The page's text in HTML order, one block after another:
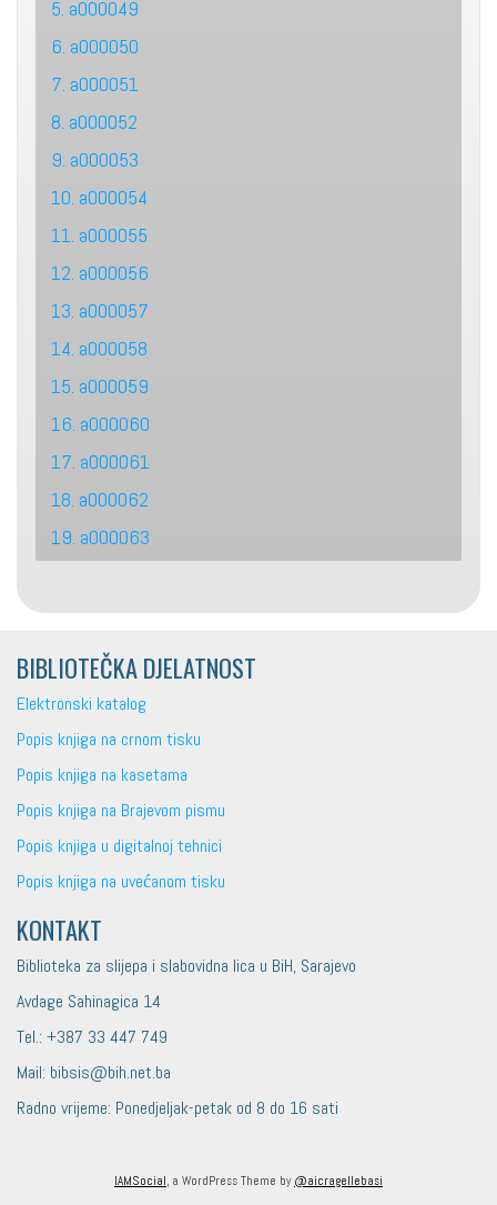
5. a000049
6. a000050
7. a000051
8. a000052
9. a000053
10. a000054
11. a000055
12. a000056
13. a000057
14. a000058
15. a000059
16. a000060
17. a000061
18. a000062
19. a000063
BIBLIOTEČKA DJELATNOST
Elektronski katalog
Popis knjiga na crnom tisku
Popis knjiga na kasetama
Popis knjiga na Brajevom pismu
Popis knjiga u digitalnoj tehnici
Popis knjiga na uvećanom tisku
KONTAKT
Biblioteka za slijepa i slabovidna lica u BiH, Sarajevo
Avdage Sahinagica 14
Tel.: +387 33 447 749
Mail: bibsis@bih.net.ba
Radno vrijeme: Ponedjeljak-petak od 8 do 16 sati
IAMSocial, a WordPress Theme by @aicragellebasi